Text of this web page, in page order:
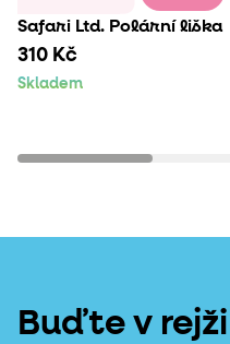
Safari Ltd. Polární liška
310 Kč
Skladem
Buďte v rejži